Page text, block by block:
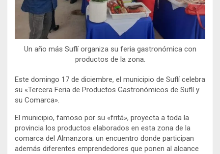
Un año más Suflí organiza su feria gastronómica con
productos de la zona.
Este domingo 17 de diciembre, el municipio de Suflí celebra
su «Tercera Feria de Productos Gastronómicos de Suflí y
su Comarca».
El municipio, famoso por su «fritá», proyecta a toda la
provincia los productos elaborados en esta zona de la
comarca del Almanzora; un encuentro donde participan
además diferentes emprendedores que ponen al alcance